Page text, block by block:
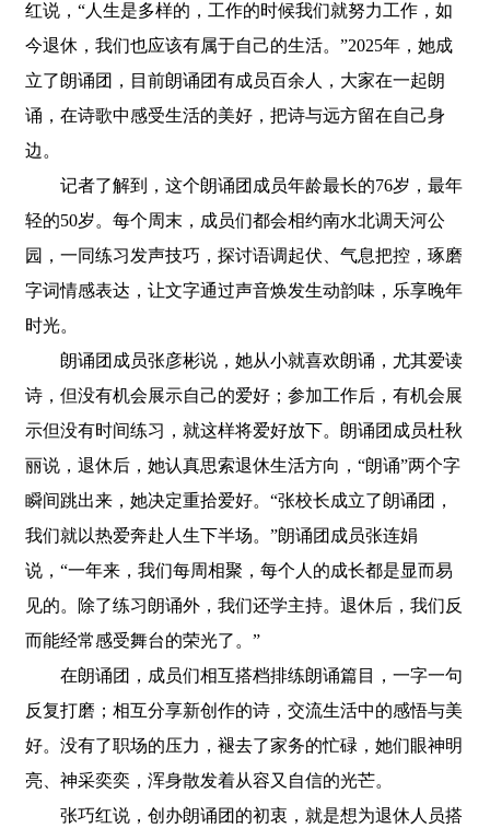
红说，“人生是多样的，工作的时候我们就努力工作，如
今退休，我们也应该有属于自己的生活。”2025年，她成
立了朗诵团，目前朗诵团有成员百余人，大家在一起朗
诵，在诗歌中感受生活的美好，把诗与远方留在自己身
边。
记者了解到，这个朗诵团成员年龄最长的76岁，最年
轻的50岁。每个周末，成员们都会相约南水北调天河公
园，一同练习发声技巧，探讨语调起伏、气息把控，琢磨
字词情感表达，让文字通过声音焕发生动韵味，乐享晚年
时光。
朗诵团成员张彦彬说，她从小就喜欢朗诵，尤其爱读
诗，但没有机会展示自己的爱好；参加工作后，有机会展
示但没有时间练习，就这样将爱好放下。朗诵团成员杜秋
丽说，退休后，她认真思索退休生活方向，“朗诵”两个字
瞬间跳出来，她决定重拾爱好。“张校长成立了朗诵团，
我们就以热爱奔赴人生下半场。”朗诵团成员张连娟
说，“一年来，我们每周相聚，每个人的成长都是显而易
见的。除了练习朗诵外，我们还学主持。退休后，我们反
而能经常感受舞台的荣光了。”
在朗诵团，成员们相互搭档排练朗诵篇目，一字一句
反复打磨；相互分享新创作的诗，交流生活中的感悟与美
好。没有了职场的压力，褪去了家务的忙碌，她们眼神明
亮、神采奕奕，浑身散发着从容又自信的光芒。
张巧红说，创办朗诵团的初衷，就是想为退休人员搭